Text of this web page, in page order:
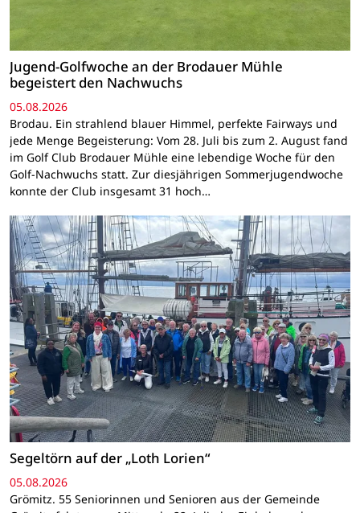
Jugend-Golfwoche an der Brodauer Mühle
begeistert den Nachwuchs
05.08.2026
Brodau. Ein strahlend blauer Himmel, perfekte Fairways und
jede Menge Begeisterung: Vom 28. Juli bis zum 2. August fand
im Golf Club Brodauer Mühle eine lebendige Woche für den
Golf-Nachwuchs statt. Zur diesjährigen Sommerjugendwoche
konnte der Club insgesamt 31 hoch…
Segeltörn auf der „Loth Lorien“
05.08.2026
Grömitz. 55 Seniorinnen und Senioren aus der Gemeinde